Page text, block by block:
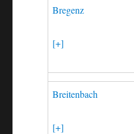
Bregenz
[+]
Breitenbach
[+]